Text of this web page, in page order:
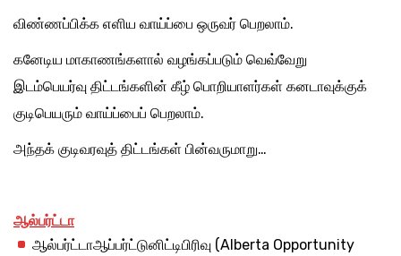
விண்ணப்பிக்க எளிய வாய்ப்பை ஒருவர் பெறலாம்.
கனேடிய மாகாணங்களால் வழங்கப்படும் வெவ்வேறு
இடம்பெயர்வு திட்டங்களின் கீழ் பொறியாளர்கள் கனடாவுக்குக்
குடிபெயரும் வாய்ப்பைப் பெறலாம்.
அந்தக் குடிவரவுத் திட்டங்கள் பின்வருமாறு…
ஆல்பர்ட்டா
ஆல்பர்ட்டாஆப்பர்ட்டுனிட்டிபிரிவு (Alberta Opportunity